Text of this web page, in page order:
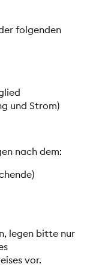
folgenden
und Strom)
nach dem:
legen bitte nur
vor.